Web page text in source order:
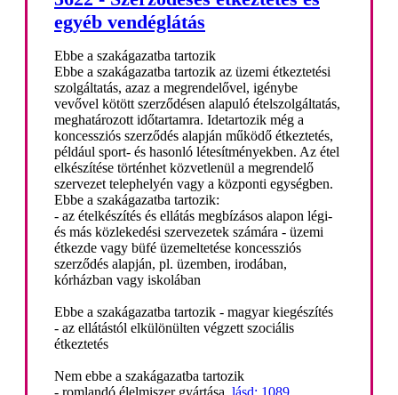
egyéb vendéglátás
Ebbe a szakágazatba tartozik
Ebbe a szakágazatba tartozik az üzemi étkeztetési
szolgáltatás, azaz a megrendelővel, igénybe
vevővel kötött szerződésen alapuló ételszolgáltatás,
meghatározott időtartamra. Idetartozik még a
koncessziós szerződés alapján működő étkeztetés,
például sport- és hasonló létesítményekben. Az étel
elkészítése történhet közvetlenül a megrendelő
szervezet telephelyén vagy a központi egységben.
Ebbe a szakágazatba tartozik:
- az ételkészítés és ellátás megbízásos alapon légi-
és más közlekedési szervezetek számára - üzemi
étkezde vagy büfé üzemeltetése koncessziós
szerződés alapján, pl. üzemben, irodában,
kórházban vagy iskolában
Ebbe a szakágazatba tartozik - magyar kiegészítés
- az ellátástól elkülönülten végzett szociális
étkeztetés
Nem ebbe a szakágazatba tartozik
- romlandó élelmiszer gyártása, lásd: 1089